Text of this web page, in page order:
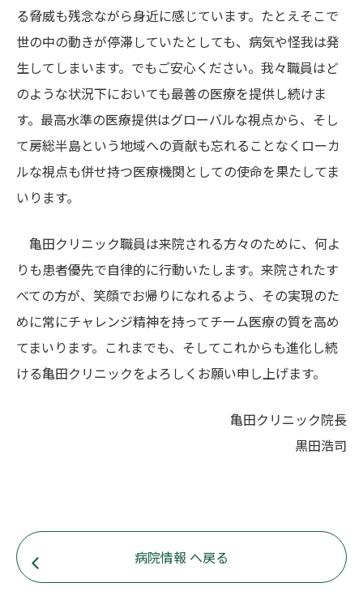
る脅威も残念ながら身近に感じています。たとえそこで
世の中の動きが停滞していたとしても、病気や怪我は発
生してしまいます。でもご安心ください。我々職員はど
のような状況下においても最善の医療を提供し続けま
す。最高水準の医療提供はグローバルな視点から、そし
て房総半島という地域への貢献も忘れることなくローカ
ルな視点も併せ持つ医療機関としての使命を果たしてま
いります。
亀田クリニック職員は来院される方々のために、何よ
りも患者優先で自律的に行動いたします。来院されたす
べての方が、笑顔でお帰りになれるよう、その実現のた
めに常にチャレンジ精神を持ってチーム医療の質を高め
てまいります。これまでも、そしてこれからも進化し続
ける亀田クリニックをよろしくお願い申し上げます。
亀田クリニック院長
黒田浩司
病院情報 へ戻る